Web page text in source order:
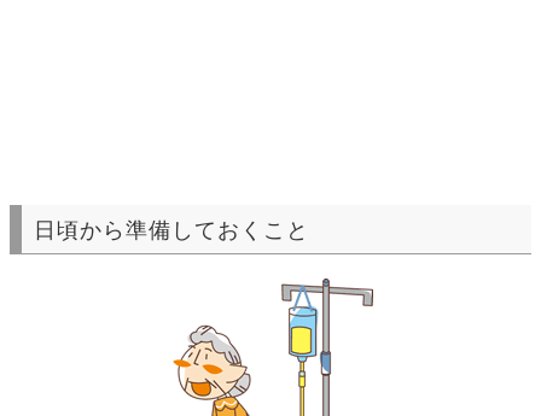
日頃から準備しておくこと